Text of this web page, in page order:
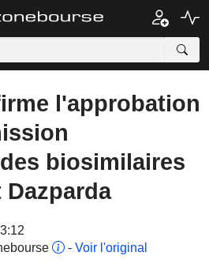
l'approbation
biosimilaires
- Voir l'original